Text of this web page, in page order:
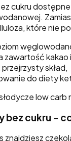
cukru
które nie
zawartość kakao
skład,
do diety
low
bez cukru -
znajdziesz